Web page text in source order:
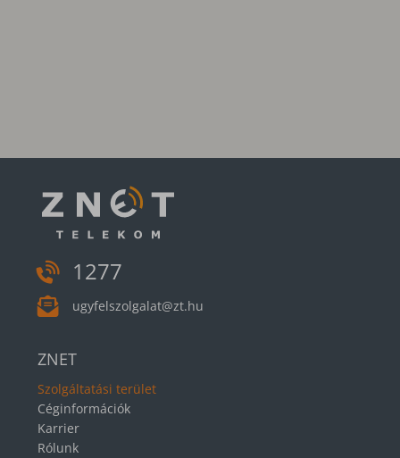
1277
ugyfelszolgalat@zt.hu
ZNET
Szolgáltatási terület
Céginformációk
Karrier
Rólunk